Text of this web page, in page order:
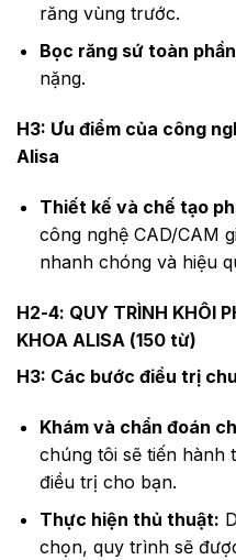
răng vùng trước.
Bọc răng sứ toàn
nặng.
H3: Ưu điểm của công
Alisa
Thiết kế và chế tạo
công nghệ CAD/CAM
nhanh chóng và hiệu
H2-4: QUY TRÌNH KHÔI
KHOA ALISA (150 từ)
H3: Các bước điều trị
Khám và chẩn đoán
chúng tôi sẽ tiến hành
điều trị cho bạn.
Thực hiện thủ thuật:
chọn, quy trình sẽ